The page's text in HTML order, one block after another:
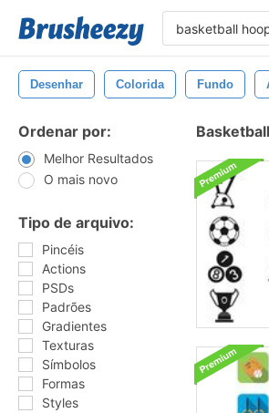
Desenhar Colorida Fundo
Ordenar por:
Melhor Resultados
O mais novo
Tipo de arquivo:
Pincéis
Actions
PSDs
Padrões
Gradientes
Texturas
Símbolos
Formas
Styles